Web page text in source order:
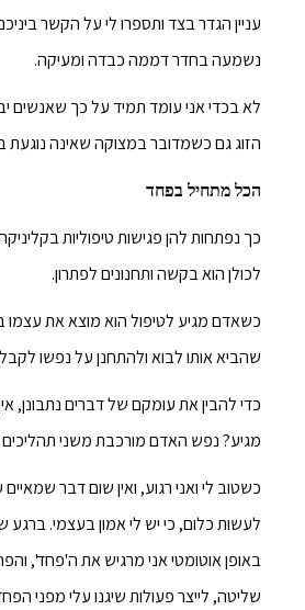
עניין הגדר בצד ותספרו לי על הקשר
נשמעה בחדר דממה כבדה ומעיקה.
לא בכדי אני עומד תמיד על כך שאנשים
הזוג גם כשמדובר במצוקה שאינה נוגעת
הכל מתחיל בפחד
כך נפתחות להן פגישות טיפוליות
לכולן הוא בקשה ותחנונים לפתרון.
כשאדם מגיע לטיפול הוא מוצא את עצמו
שהביא אותו לבוא ולהתחנן על נפשו
כדי להבין את עומקם של דברים נתבונן,
מגיע? נפש האדם מורכבת משני תהליכים
כשטוב לי ואני רגוע, ואין שום דבר שמאיים
לעשות כלום, כי יש לי אמון בעצמי.
באופן אוטומטי אני מרגיש את ה'פחד',
שליטה, לייצר פעולות שיגנו עלי מפני